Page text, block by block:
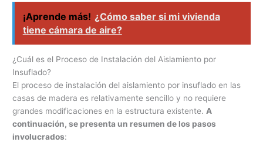
¡Aprende más! ¿Cómo saber si mi vivienda
tiene cámara de aire?
¿Cuál es el Proceso de Instalación del Aislamiento por
Insuflado?
El proceso de instalación del aislamiento por insuflado en las
casas de madera es relativamente sencillo y no requiere
grandes modificaciones en la estructura existente. A
continuación, se presenta un resumen de los pasos
involucrados: